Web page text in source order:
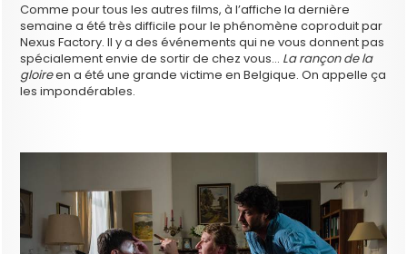
Comme pour tous les autres films, à l’affiche la dernière
semaine a été très difficile pour le phénomène coproduit par
Nexus Factory. Il y a des événements qui ne vous donnent pas
spécialement envie de sortir de chez vous… La rançon de la
gloireen a été une grande victime en Belgique. On appelle ça
les impondérables.